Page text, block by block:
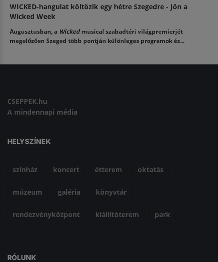
WICKED-hangulat költözik egy hétre Szegedre - Jön a
Wicked Week
Augusztusban, a Wickedmusical szabadtéri világpremierjét
megelőzően Szeged több pontján különleges programok és...
CSEPPEK.hu
A mindennapi média
HELYSZÍNEK
színház koncert étterem oktatás
múzeum galéria könyvtár
rendezvényközpont kiállítóterem park
RÓLUNK